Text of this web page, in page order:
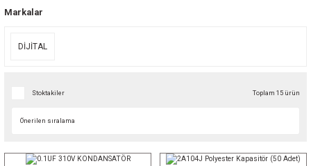
Markalar
DİJİTAL
Stoktakiler Toplam 15 ürün